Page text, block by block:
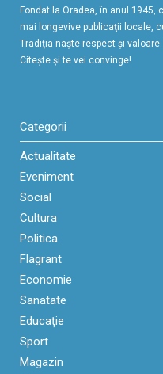
Fondat la Oradea, în anul 1945,
mai longevive publicaţii locale,
Tradiţia naşte respect şi valoare.
Citeşte şi te vei convinge!
Categorii
Actualitate
Eveniment
Social
Cultura
Politica
Flagrant
Economie
Sanatate
Educaţie
Sport
Magazin